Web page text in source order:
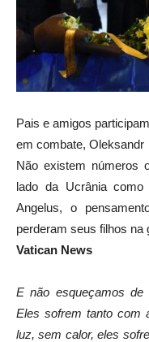
Pais e amigos
em combate,
Não existem números
lado da Ucrânia
Angelus, o
perderam seus filhos na
Vatican News
E não esqueçamos
Eles sofrem tanto com
luz, sem calor, eles